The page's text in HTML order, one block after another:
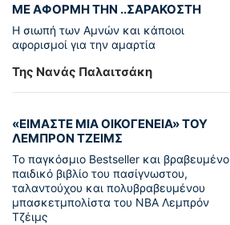
ΜΕ ΑΦΟΡΜΗ ΤΗΝ ..ΣΑΡΑΚΟΣΤΗ
Η σιωπή των Αμνών και κάποιοι
αφορισμοί για την αμαρτία
Της Νανάς Παλαιτσάκη
«ΕΙΜΑΣΤΕ ΜΙΑ ΟΙΚΟΓΕΝΕΙΑ» ΤΟΥ
ΛΕΜΠΡΟΝ ΤΖΕΙΜΣ
To παγκόσµιο Bestseller και βραβευµένο
παιδικό βιβλίο του πασίγνωστου,
ταλαντούχου και πολυβραβευµένου
µπασκετµπολίστα του NBA Λεµπρόν
Τζέιμς